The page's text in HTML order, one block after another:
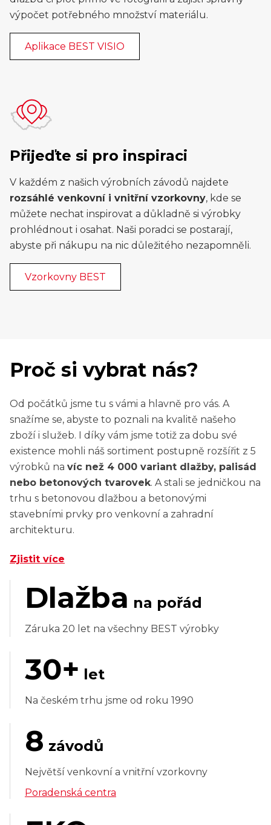
výpočet potřebného množství materiálu.
Aplikace BEST VISIO
Přijeďte si pro inspiraci
V každém z našich výrobních závodů najdete
rozsáhlé venkovní i vnitřní vzorkovny, kde se
můžete nechat inspirovat a důkladně si výrobky
prohlédnout i osahat. Naši poradci se postarají,
abyste při nákupu na nic důležitého nezapomněli.
Vzorkovny BEST
Proč si vybrat nás?
Od počátků jsme tu s vámi a hlavně pro vás. A
snažíme se, abyste to poznali na kvalitě našeho
zboží i služeb. I díky vám jsme totiž za dobu své
existence mohli náš sortiment postupně rozšířit z 5
výrobků na víc než 4 000 variant dlažby, palisád
nebo betonových tvarovek. A stali se jedničkou na
trhu s betonovou dlažbou a betonovými
stavebními prvky pro venkovní a zahradní
architekturu.
Zjistit více
Dlažba na pořád
Záruka 20 let na všechny BEST výrobky
30+ let
Na českém trhu jsme od roku 1990
8 závodů
Největší venkovní a vnitřní vzorkovny
Poradenská centra